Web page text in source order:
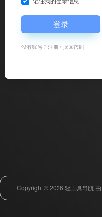
登录
没有账号？注册/找回密码
Copyright © 2026 轻工具导航 由